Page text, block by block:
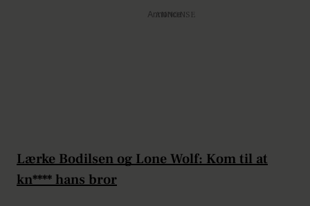
Annonce
Lærke Bodilsen og Lone Wolf: Kom til at
kn**** hans bror